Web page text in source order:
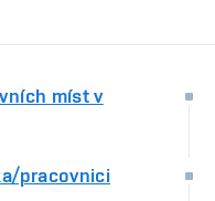
míst v
pracovnici